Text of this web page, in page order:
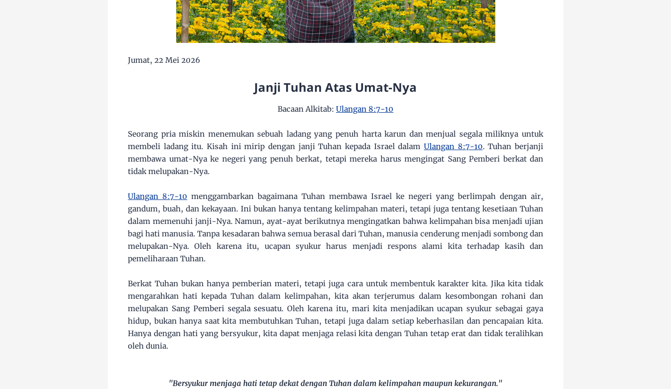
Jumat, 22 Mei 2026
Janji Tuhan Atas Umat-Nya
Bacaan Alkitab: Ulangan 8:7-10
Seorang pria miskin menemukan sebuah ladang yang penuh harta karun dan menjual segala miliknya untuk
membeli ladang itu. Kisah ini mirip dengan janji Tuhan kepada Israel dalam Ulangan 8:7-10. Tuhan berjanji
membawa umat-Nya ke negeri yang penuh berkat, tetapi mereka harus mengingat Sang Pemberi berkat dan
tidak melupakan-Nya.
Ulangan 8:7-10 menggambarkan bagaimana Tuhan membawa Israel ke negeri yang berlimpah dengan air,
gandum, buah, dan kekayaan. Ini bukan hanya tentang kelimpahan materi, tetapi juga tentang kesetiaan Tuhan
dalam memenuhi janji-Nya. Namun, ayat-ayat berikutnya mengingatkan bahwa kelimpahan bisa menjadi ujian
bagi hati manusia. Tanpa kesadaran bahwa semua berasal dari Tuhan, manusia cenderung menjadi sombong dan
melupakan-Nya. Oleh karena itu, ucapan syukur harus menjadi respons alami kita terhadap kasih dan
pemeliharaan Tuhan.
Berkat Tuhan bukan hanya pemberian materi, tetapi juga cara untuk membentuk karakter kita. Jika kita tidak
mengarahkan hati kepada Tuhan dalam kelimpahan, kita akan terjerumus dalam kesombongan rohani dan
melupakan Sang Pemberi segala sesuatu. Oleh karena itu, mari kita menjadikan ucapan syukur sebagai gaya
hidup, bukan hanya saat kita membutuhkan Tuhan, tetapi juga dalam setiap keberhasilan dan pencapaian kita.
Hanya dengan hati yang bersyukur, kita dapat menjaga relasi kita dengan Tuhan tetap erat dan tidak teralihkan
oleh dunia.
"Bersyukur menjaga hati tetap dekat dengan Tuhan dalam kelimpahan maupun kekurangan."